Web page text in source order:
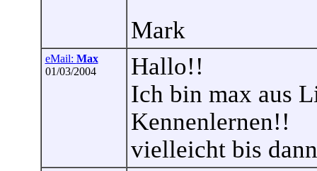
Mark
eMail: Max
01/03/2004
Hallo!!
Ich bin max aus
Kennenlernen!!
vielleicht bis